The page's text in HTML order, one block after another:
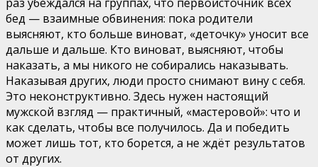
бед — взаимные обвинения: пока родители
выясняют, кто больше виноват, «деточку» уносит все
дальше и дальше. Кто виноват, выясняют, чтобы
наказать, а мы никого не собирались наказывать.
Наказывая других, люди просто снимают вину с себя.
Это неконструктивно. Здесь нужен настоящий
мужской взгляд — практичный, «мастеровой»: что и
как сделать, чтобы все получилось. Да и победить
может лишь тот, кто борется, а не ждёт результатов
от других.